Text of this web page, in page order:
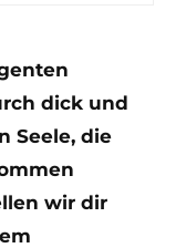
dick und
Seele, die
wir dir